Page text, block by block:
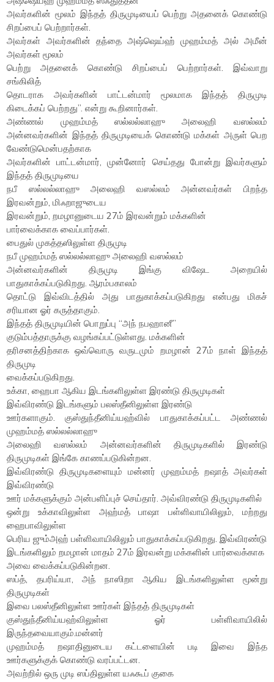
அவர்களின் மூலம் இந்தத் திருமுடியைப் பெற்று அதனைக் கொண்டு
சிறப்பைப் பெற்றார்கள்.
அவர்கள் அவர்களின் தந்தை அஷ்ஷெய்ஹ் முஹம்மத் அல் அமீன்
அவர்கள் மூலம்
பெற்று அதனைக் கொண்டு சிறப்பைப் பெற்றார்கள். இவ்வாறு
சங்கிலித்
தொடராக அவர்களின் பாட்டன்மார் மூலமாக இந்தத் திருமுடி
கிடைக்கப் பெற்றது”. என்று கூறினார்கள்.
அண்ணல் முஹம்மத் ஸல்லல்லாஹு அலைஹி வஸல்லம்
அன்னவர்களின் இந்தத் திருமுடியைக் கொண்டு மக்கள் அருள் பெற
வேண்டுமென்பதற்காக
அவர்களின் பாட்டன்மார், முன்னோர் செய்தது போன்று இவர்களும்
இந்தத் திருமுடியை
நபீ ஸல்லல்லாஹு அலைஹி வஸல்லம் அன்னவர்கள் பிறந்த
இரவன்றும், மிஃறாஜுடைய
இரவன்றும், றமழானுடைய 27ம் இரவன்றும் மக்களின்
பார்வைக்காக வைப்பார்கள்.
பைதுல் முகத்தஸிலுள்ள திருமுடி
நபீ முஹம்மத் ஸல்லல்லாஹு அலைஹி வஸல்லம்
அன்னவர்களின் திருமுடி இங்கு விஷேட அறையில்
பாதுகாக்கப்படுகிறது. ஆரம்பகாலம்
தொட்டு இவ்விடத்தில் அது பாதுகாக்கப்படுகிறது என்பது மிகச்
சரியான ஓர் கருத்தாகும்.
இந்தத் திருமுடியின் பொறுப்பு “அந் நபஹானீ”
குடும்பத்தாருக்கு வழங்கப்பட்டுள்ளது. மக்களின்
தரிசனத்திற்காக ஒவ்வொரு வருடமும் றமழான் 27ம் நாள் இந்தத்
திருமுடி
வைக்கப்படுகிறது.
உக்கா, ஹைபா ஆகிய இடங்களிலுள்ள இரண்டு திருமுடிகள்
இவ்விரண்டு இடங்களும் பலஸ்தீனிலுள்ள இரண்டு
ஊர்களாகும். குஸ்துந்தீனிய்யஹ்வில் பாதுகாக்கப்பட்ட அண்ணல்
முஹம்மத் ஸல்லல்லாஹு
அலைஹி வஸல்லம் அன்னவர்களின் திருமுடிகளில் இரண்டு
திருமுடிகள் இங்கே காணப்படுகின்றன.
இவ்விரண்டு திருமுடிகளையும் மன்னர் முஹம்மத் றஷாத் அவர்கள்
இவ்விரண்டு
ஊர் மக்களுக்கும் அன்பளிப்புச் செய்தார். அவ்விரண்டு திருமுடிகளில்
ஒன்று உக்காவிலுள்ள அஹ்மத் பாஷா பள்ளிவாயிலிலும், மற்றது
ஹைபாவிலுள்ள
பெரிய ஜும்அஹ் பள்ளிவாயிலிலும் பாதுகாக்கப்படுகிறது. இவ்விரண்டு
இடங்களிலும் றமழான் மாதம் 27ம் இரவன்று மக்களின் பார்வைக்காக
அவை வைக்கப்படுகின்றன.
ஸப்த், தபரிய்யா, அந் நாஸிறா ஆகிய இடங்களிலுள்ள மூன்று
திருமுடிகள்
இவை பலஸ்தீனிலுள்ள ஊர்கள் இந்தத் திருமுடிகள்
குஸ்துந்தீனிய்யஹ்விலுள்ள ஓர் பள்ளிவாயிலில்
இருந்தவையாகும்.மன்னர்
முஹம்மத் றஷாதினுடைய கட்டளையின் படி இவை இந்த
ஊர்களுக்குக் கொண்டு வரப்பட்டன.
அவற்றில் ஒரு முடி ஸப்திலுள்ள யஃகூப் குகை